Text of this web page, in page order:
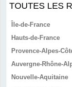
TOUTES LES
Île-de-France
Hauts-de-France
Provence-Alpes-
Auvergne-Rhône-
Nouvelle-Aquitaine